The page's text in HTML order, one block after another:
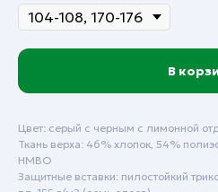
В
Цвет: серый с черным с лимонной
Ткань верха: 46% хлопок, 54%
НМВО
Защитные вставки: пилостойкий